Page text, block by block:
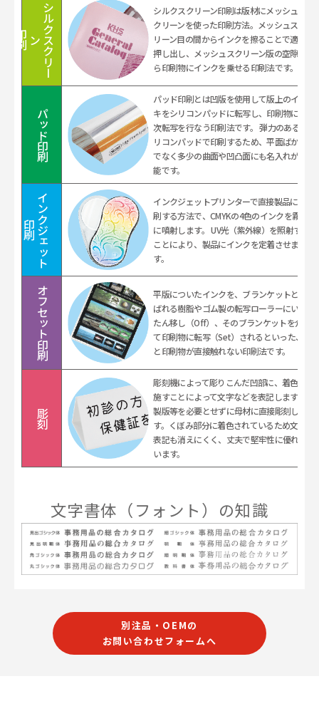
シ
ル
ク
ス ク
リ
ー
ン
印刷
シルクスクリーン印刷は版材にメッシュス
クリーンを使った印刷方法。メッシュスク
リーン目の間からインクを擦ることで適量
押し出し、メッシュスクリーン版の空隙か
ら印刷物にインクを乗せる印刷法です。
パッド印刷
パッド印刷とは凹版を使用して版上のイン
キをシリコンパッドに転写し、印刷物に二
次転写を行なう印刷法です。 弾力のあるシ
リコンパッドで印刷するため、平面ばかり
でなく多少の曲面や凹凸面にも名入れが可
能です。
イ
ン
ク
ジ
ェ
ッ
ト
印
刷
インクジェットプリンターで直接製品に印
刷する方法で、CMYKの4色のインクを霧状
に噴射します。 UV光（紫外線）を照射する
ことにより、製品にインクを定着させま
す。
オフセット印刷
平版についたインクを、ブランケットと呼
ばれる樹脂やゴム製の転写ローラーにいっ
たん移し（Off）、そのブランケットを介し
て印刷物に転写（Set）されるといった、版
と印刷物が直接触れない印刷法です。
彫刻
彫刻機によって彫りこんだ凹部に、着色を
施すことによって文字などを表記します。
製版等を必要とせずに母材に直接彫刻しま
す。くぼみ部分に着色されているため文字
表記も消えにくく、丈夫で堅牢性に優れて
います。
文字書体（フォント）の知識
別注品・OEMの
お問い合わせフォームへ